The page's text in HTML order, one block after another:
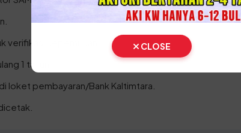
verifikasi kepemilikan.
1 tahun.
loket pembayaran/Bank Kaltimtara.
CLOSE